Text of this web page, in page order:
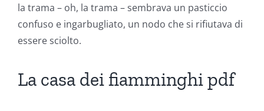
la trama – oh, la trama – sembrava un pasticcio
confuso e ingarbugliato, un nodo che si rifiutava di
essere sciolto.
La casa dei fiamminghi pdf
the